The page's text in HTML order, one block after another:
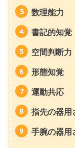
数理能力
書記的知覚
空間判断力
形態知覚
運動共応
指先の器用
手腕の器用